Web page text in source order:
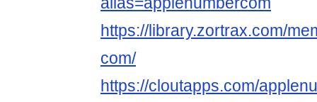
https://library.zortrax.com/
com/
https://cloutapps.com/